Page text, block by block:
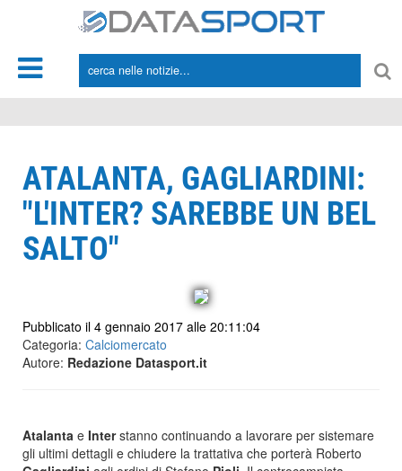
ATALANTA, GAGLIARDINI:
"L'INTER? SAREBBE UN BEL
SALTO"
Pubblicato il 4 gennaio 2017 alle 20:11:04
Categoria: Calciomercato
Autore: Redazione Datasport.it
Atalanta e Interstanno continuando a lavorare per sistemare
gli ultimi dettagli e chiudere la trattativa che porterà Roberto